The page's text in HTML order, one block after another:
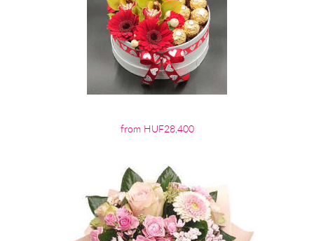
from HUF28,400